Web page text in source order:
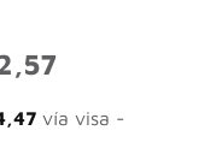
El
es:
vía visa -